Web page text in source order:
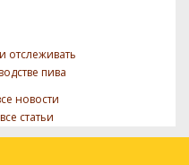
отслеживать
пива
новости
статьи